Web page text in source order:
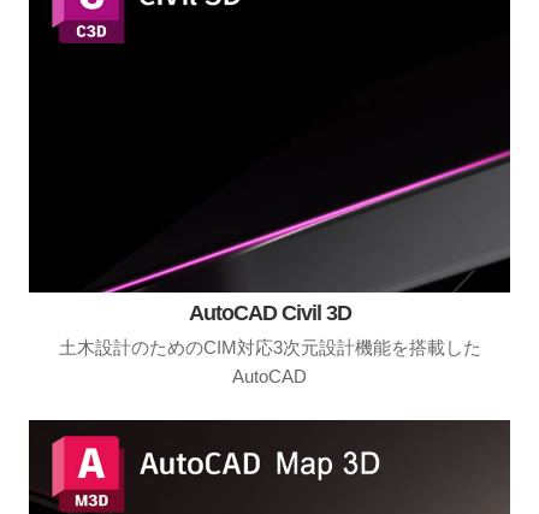
AutoCAD Civil 3D
土木設計のためのCIM対応3次元設計機能を搭載した
AutoCAD